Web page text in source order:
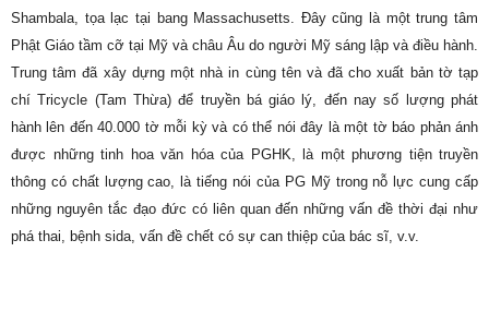
Shambala, tọa lạc tại bang Massachusetts. Đây cũng là một trung tâm
Phật Giáo tầm cỡ tại Mỹ và châu Âu do người Mỹ sáng lập và điều hành.
Trung tâm đã xây dựng một nhà in cùng tên và đã cho xuất bản tờ tạp
chí Tricycle (Tam Thừa) để truyền bá giáo lý, đến nay số lượng phát
hành lên đến 40.000 tờ mỗi kỳ và có thể nói đây là một tờ báo phản ánh
được những tinh hoa văn hóa của PGHK, là một phương tiện truyền
thông có chất lượng cao, là tiếng nói của PG Mỹ trong nỗ lực cung cấp
những nguyên tắc đạo đức có liên quan đến những vấn đề thời đại như
phá thai, bệnh sida, vấn đề chết có sự can thiệp của bác sĩ, v.v.